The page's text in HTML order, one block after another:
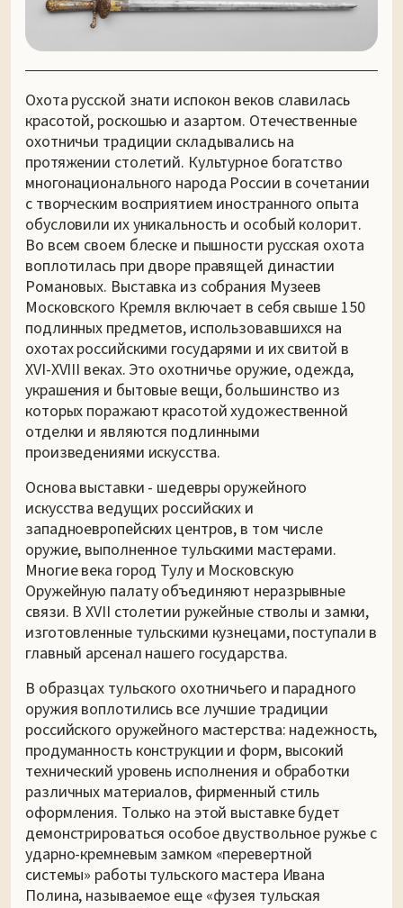
Охота русской знати испокон веков славилась
красотой, роскошью и азартом. Отечественные
охотничьи традиции складывались на
протяжении столетий. Культурное богатство
многонационального народа России в сочетании
с творческим восприятием иностранного опыта
обусловили их уникальность и особый колорит.
Во всем своем блеске и пышности русская охота
воплотилась при дворе правящей династии
Романовых. Выставка из собрания Музеев
Московского Кремля включает в себя свыше 150
подлинных предметов, использовавшихся на
охотах российскими государями и их свитой в
XVI-XVIII веках. Это охотничье оружие, одежда,
украшения и бытовые вещи, большинство из
которых поражают красотой художественной
отделки и являются подлинными
произведениями искусства.
Основа выставки - шедевры оружейного
искусства ведущих российских и
западноевропейских центров, в том числе
оружие, выполненное тульскими мастерами.
Многие века город Тулу и Московскую
Оружейную палату объединяют неразрывные
связи. В XVII столетии ружейные стволы и замки,
изготовленные тульскими кузнецами, поступали в
главный арсенал нашего государства.
В образцах тульского охотничьего и парадного
оружия воплотились все лучшие традиции
российского оружейного мастерства: надежность,
продуманность конструкции и форм, высокий
технический уровень исполнения и обработки
различных материалов, фирменный стиль
оформления. Только на этой выставке будет
демонстрироваться особое двуствольное ружье с
ударно-кремневым замком «перевертной
системы» работы тульского мастера Ивана
Полина, называемое еще «фузея тульская